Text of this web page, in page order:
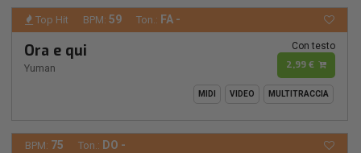
Top Hit BPM: 59 Ton.: FA -
Ora e qui
Yuman
Con testo
2,99 €
MIDI VIDEO MULTITRACCIA
BPM: 75 Ton.: DO -